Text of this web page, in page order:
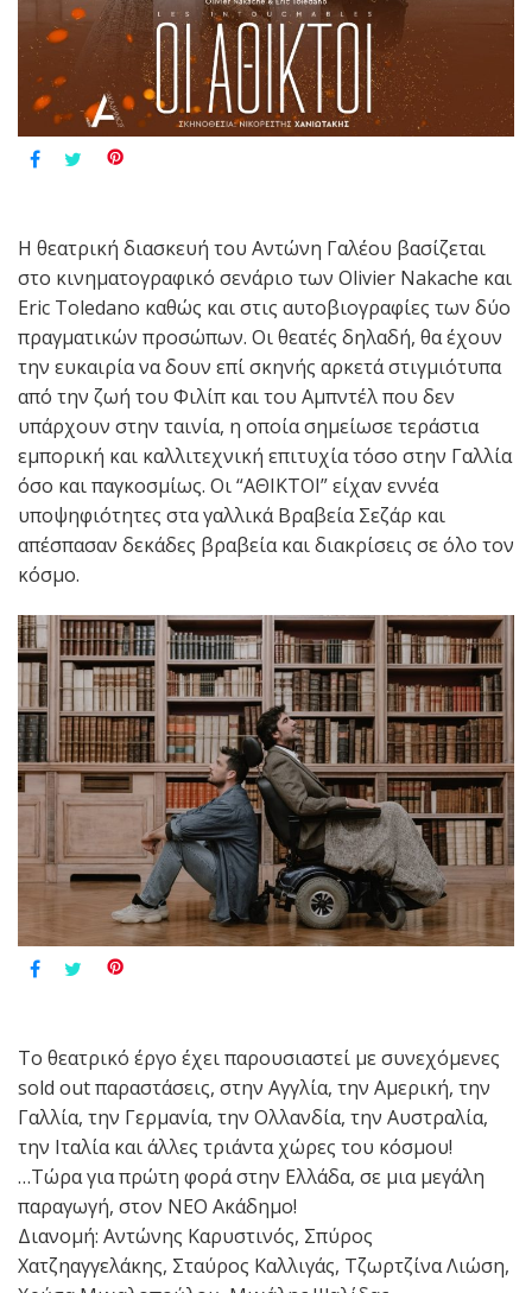
Η θεατρική διασκευή του Αντώνη Γαλέου βασίζεται
στο κινηματογραφικό σενάριο των Olivier Nakache και
Eric Toledano καθώς και στις αυτοβιογραφίες των δύο
πραγματικών προσώπων. Οι θεατές δηλαδή, θα έχουν
την ευκαιρία να δουν επί σκηνής αρκετά στιγμιότυπα
από την ζωή του Φιλίπ και του Αμπντέλ που δεν
υπάρχουν στην ταινία, η οποία σημείωσε τεράστια
εμπορική και καλλιτεχνική επιτυχία τόσο στην Γαλλία
όσο και παγκοσμίως. Οι “ΑΘΙΚΤΟΙ” είχαν εννέα
υποψηφιότητες στα γαλλικά Βραβεία Σεζάρ και
απέσπασαν δεκάδες βραβεία και διακρίσεις σε όλο τον
κόσμο.
Το θεατρικό έργο έχει παρουσιαστεί με συνεχόμενες
sold out παραστάσεις, στην Αγγλία, την Αμερική, την
Γαλλία, την Γερμανία, την Ολλανδία, την Αυστραλία,
την Ιταλία και άλλες τριάντα χώρες του κόσμου!
…Τώρα για πρώτη φορά στην Ελλάδα, σε μια μεγάλη
παραγωγή, στον ΝΕΟ Ακάδημο!
Διανομή: Αντώνης Καρυστινός, Σπύρος
Χατζηαγγελάκης, Σταύρος Καλλιγάς, Τζωρτζίνα Λιώση,